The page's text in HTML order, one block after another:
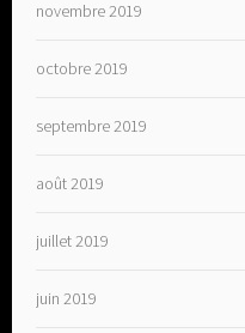
novembre 2019
octobre 2019
septembre 2019
août 2019
juillet 2019
juin 2019